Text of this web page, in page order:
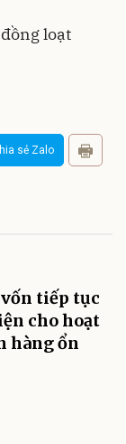
loạt
sẻ Zalo
tiếp tục
cho hoạt
hàng ổn